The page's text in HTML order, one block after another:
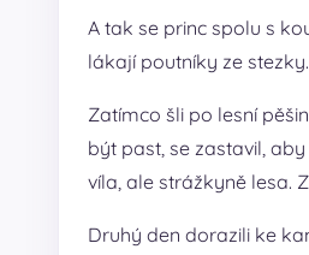
A tak se princ spolu s
lákají poutníky ze
Zatímco šli po lesní
být past, se zastavil,
víla, ale strážkyně lesa.
Druhý den dorazili ke